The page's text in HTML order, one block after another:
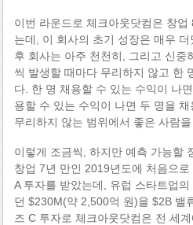
이번 라운드로 체크아웃닷컴은 창
는데, 이 회사의 초기 성장은 매우
후 회사는 아주 천천히, 그리고 신중
씩 발생할 때마다 무리하지 않고 한
다. 한 명 채용할 수 있는 수익이 나
용할 수 있는 수익이 나면 두 명을
무리하지 않는 범위에서 좋은 사람
이렇게 조금씩, 하지만 예측 가능할
창업 7년 만인 2019년도에 처음으
A 투자를 받았는데, 유럽 스타트업
던 $230M(약 2,500억 원)을 $2B 밸
즈 C 투자로 체크아웃닷컴은 전 세